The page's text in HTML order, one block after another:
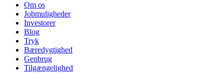
Om os
Jobmuligheder
Investorer
Blog
Tryk
Bæredygtighed
Genbrug
Tilgængelighed